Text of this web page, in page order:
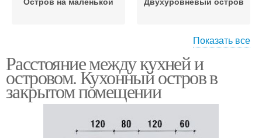
Остров на кухне Остров в интерьере
Кухни с островом Икеа с островом
Показать все
Расстояние между кухней и
островом. Кухонный остров в
закрытом помещении